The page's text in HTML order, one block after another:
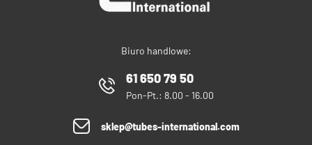
Biuro handlowe:
61 650 79 50
Pon-Pt.: 8.00 - 16.00
sklep@tubes-international.com